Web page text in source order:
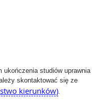
studiów uprawnia
skontaktować się ze
kierunków).